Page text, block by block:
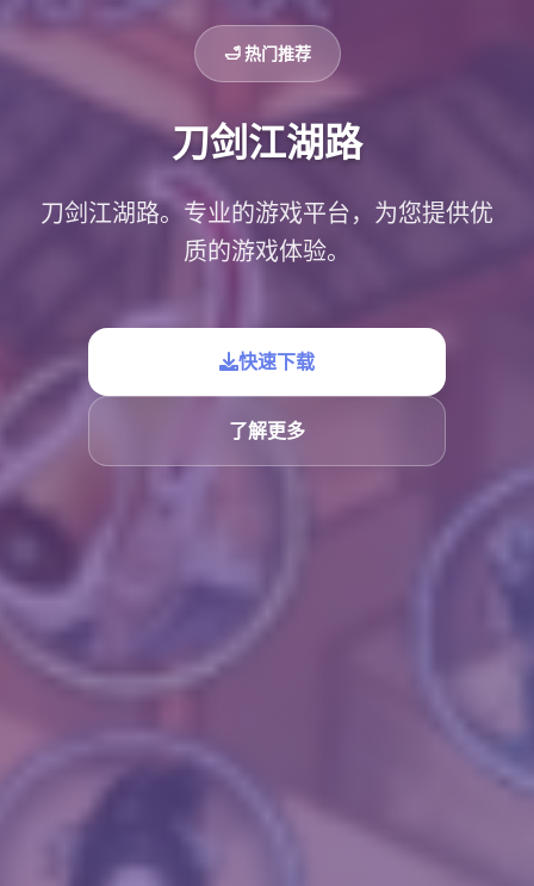
🛁 热门推荐
刀剑江湖路
刀剑江湖路。专业的游戏平台，为您提供优
质的游戏体验。
快速下载
了解更多